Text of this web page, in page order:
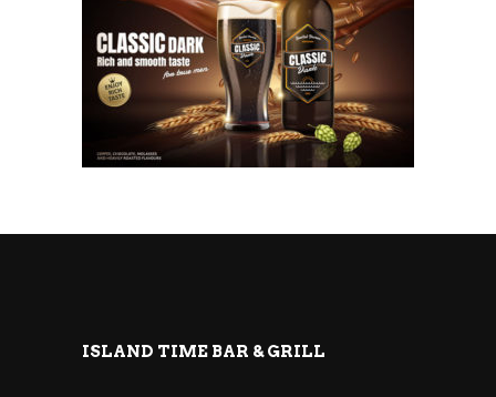
ISLAND TIME BAR & GRILL